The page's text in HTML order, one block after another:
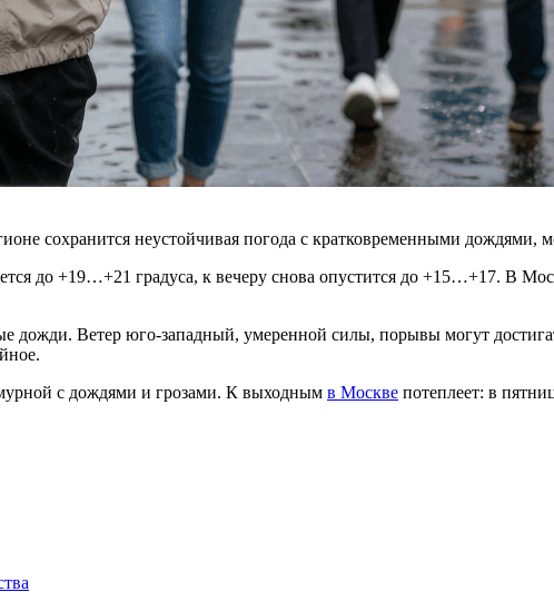
сохранится неустойчивая погода с кратковременными дождями,
до +19…+21 градуса, к вечеру снова опустится до +15…+17. В
дожди. Ветер юго-западный, умеренной силы, порывы могут
с дождями и грозами. К выходным в Москве потеплеет: в